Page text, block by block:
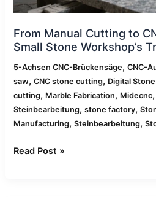
From Manual Cutting to
Small Stone Workshop’s
5-Achsen CNC-Brückensäge,CNC-
saw,CNC stone cutting, Digital
cutting, Marble Fabrication, Midecnc
Steinbearbeitung,stone factory,
Manufacturing,Steinbearbeitung,
Transformation
Read Post »